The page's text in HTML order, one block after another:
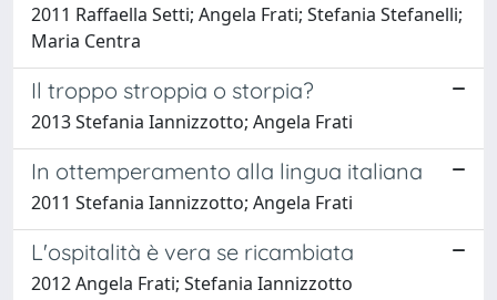
2011 Raffaella Setti; Angela Frati; Stefania Stefanelli;
Maria Centra
Il troppo stroppia o storpia?
2013 Stefania Iannizzotto; Angela Frati
In ottemperamento alla lingua italiana
2011 Stefania Iannizzotto; Angela Frati
L'ospitalità è vera se ricambiata
2012 Angela Frati; Stefania Iannizzotto